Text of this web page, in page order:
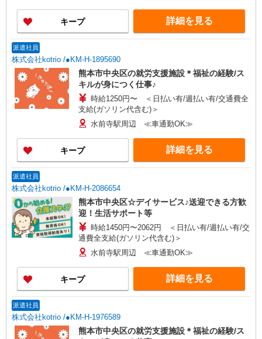
キープ 詳細を見る
派遣社員
株式会社kotrio /●KM-H-1895690
熊本市中央区の就労支援施設＊福祉の経験/ス
キルが身につく仕事♪
時給1250円〜 ＜日払い有/週払い有/交通費全
支給(ガソリン代含む)＞
水前寺駅周辺 ≪車通勤OK≫
キープ 詳細を見る
派遣社員
株式会社kotrio /●KM-H-2086654
熊本市中央区☆デイサービス♪送迎できる方歓
迎！生活サポート等
時給1450円〜2062円 ＜日払い有/週払い有/交
通費全支給(ガソリン代含む)＞
水前寺駅周辺 ≪車通勤OK≫
キープ 詳細を見る
派遣社員
株式会社kotrio /●KM-H-1976589
熊本市中央区の就労支援施設＊福祉の経験/ス